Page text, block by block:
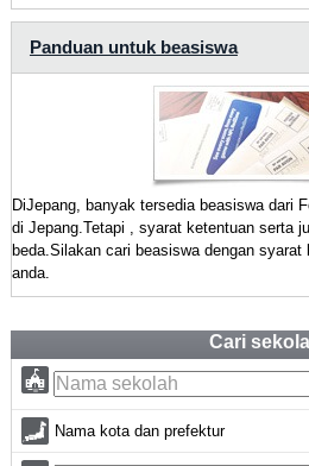
Panduan untuk beasiswa
DiJepang, banyak tersedia beasiswa dari
di Jepang.Tetapi , syarat ketentuan serta
beda.Silakan cari beasiswa dengan
anda.
Cari
Nama kota dan prefektur